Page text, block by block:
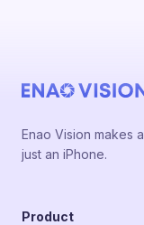
Enao Vision makes
just an iPhone.
Product